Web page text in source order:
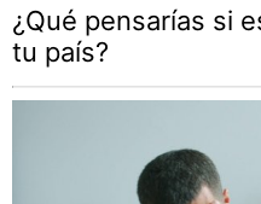
¿Qué pensarías si
tu país?